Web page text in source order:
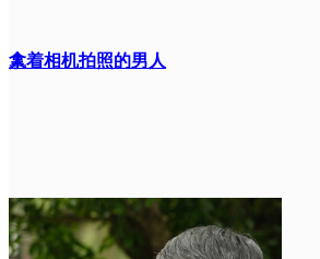
人
拿着相机拍照的男人